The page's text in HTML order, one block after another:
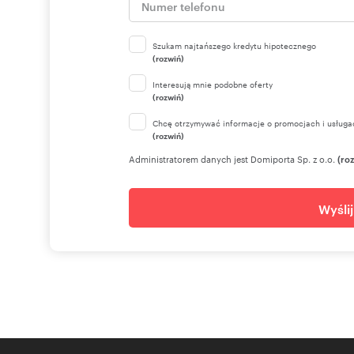
Szukam najtańszego kredytu hipotecznego
(rozwiń)
Interesują mnie podobne oferty
(rozwiń)
Chcę otrzymywać informacje o promocjach i
(rozwiń)
Administratorem danych jest Domiporta Sp. z o.o.